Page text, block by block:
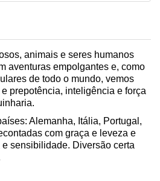
animais e seres humanos
aventuras empolgantes e, como
de todo o mundo, vemos
prepotência, inteligência e força
Alemanha, Itália, Portugal,
com graça e leveza e
sensibilidade. Diversão certa